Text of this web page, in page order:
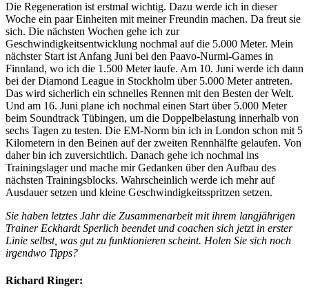
Die Regeneration ist erstmal wichtig. Dazu werde ich in dieser
Woche ein paar Einheiten mit meiner Freundin machen. Da freut sie
sich. Die nächsten Wochen gehe ich zur
Geschwindigkeitsentwicklung nochmal auf die 5.000 Meter. Mein
nächster Start ist Anfang Juni bei den Paavo-Nurmi-Games in
Finnland, wo ich die 1.500 Meter laufe. Am 10. Juni werde ich dann
bei der Diamond League in Stockholm über 5.000 Meter antreten.
Das wird sicherlich ein schnelles Rennen mit den Besten der Welt.
Und am 16. Juni plane ich nochmal einen Start über 5.000 Meter
beim Soundtrack Tübingen, um die Doppelbelastung innerhalb von
sechs Tagen zu testen. Die EM-Norm bin ich in London schon mit 5
Kilometern in den Beinen auf der zweiten Rennhälfte gelaufen. Von
daher bin ich zuversichtlich. Danach gehe ich nochmal ins
Trainingslager und mache mir Gedanken über den Aufbau des
nächsten Trainingsblocks. Wahrscheinlich werde ich mehr auf
Ausdauer setzen und kleine Geschwindigkeitsspritzen setzen.
Sie haben letztes Jahr die Zusammenarbeit mit ihrem langjährigen
Trainer Eckhardt Sperlich beendet und coachen sich jetzt in erster
Linie selbst, was gut zu funktionieren scheint. Holen Sie sich noch
irgendwo Tipps?
Richard Ringer: